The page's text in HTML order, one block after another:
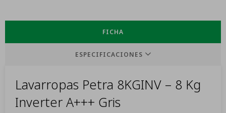
FICHA
ESPECIFICACIONES
Lavarropas Petra 8KGINV – 8 Kg
Inverter A+++ Gris